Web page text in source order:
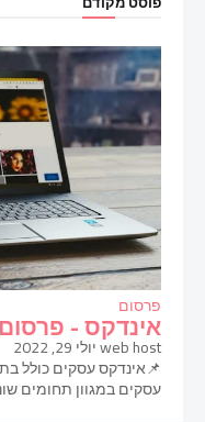
פרסום
אינדקס -
web hostיולי 29, 2022
📌אינדקס עסקים כולל
עסקים במגוון תחומים